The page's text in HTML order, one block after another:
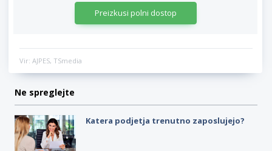
Preizkusi polni dostop
Vir: AJPES, TSmedia
Ne spreglejte
Katera podjetja trenutno zaposlujejo?